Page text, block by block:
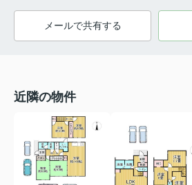
メールで共有する
近隣の物件